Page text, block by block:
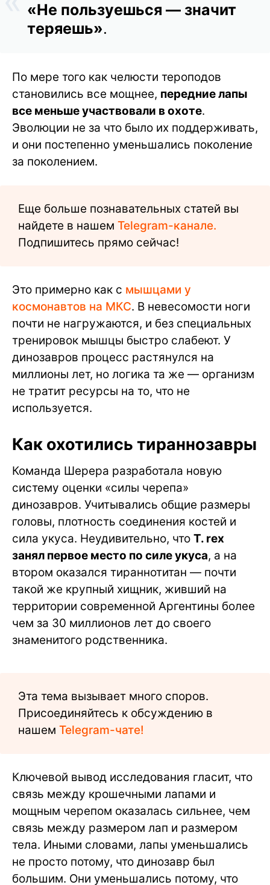
«Не пользуешься — значит
теряешь».
По мере того как челюсти тероподов
становились все мощнее, передние лапы
все меньше участвовали в охоте.
Эволюции не за что было их поддерживать,
и они постепенно уменьшались поколение
за поколением.
Еще больше познавательных статей вы
найдете в нашем Telegram-канале.
Подпишитесь прямо сейчас!
Это примерно как с мышцами у
космонавтов на МКС. В невесомости ноги
почти не нагружаются, и без специальных
тренировок мышцы быстро слабеют. У
динозавров процесс растянулся на
миллионы лет, но логика та же — организм
не тратит ресурсы на то, что не
используется.
Как охотились тираннозавры
Команда Шерера разработала новую
систему оценки «силы черепа»
динозавров. Учитывались общие размеры
головы, плотность соединения костей и
сила укуса. Неудивительно, что T. rex
занял первое место по силе укуса, а на
втором оказался тираннотитан — почти
такой же крупный хищник, живший на
территории современной Аргентины более
чем за 30 миллионов лет до своего
знаменитого родственника.
Эта тема вызывает много споров.
Присоединяйтесь к обсуждению в
нашем Telegram-чате!
Ключевой вывод исследования гласит, что
связь между крошечными лапами и
мощным черепом оказалась сильнее, чем
связь между размером лап и размером
тела. Иными словами, лапы уменьшались
не просто потому, что динозавр был
большим. Они уменьшались потому, что